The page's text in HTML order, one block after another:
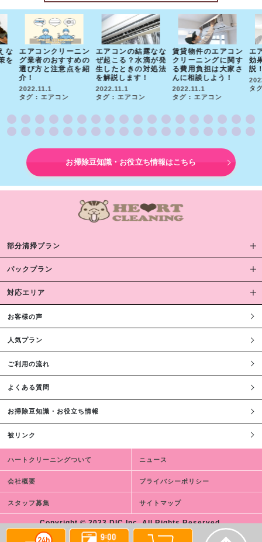
な
を
エアコンクリーニン
グ業者のおすすめの
選び方と注意点を紹
介！
2022.11.1
タグ : エアコン
エアコンの結露なな
ぜ起こる？水滴が発
生したときの対処法
を解説します！
2022.11.1
タグ : エアコン
賃貸物件のエアコン
クリーニングに関す
る費用負担は大家さ
んに相談しよう！
2022.11.1
タグ : エアコン
エ
効
説
タ
お掃除豆知識・お役立ち情報はこちら
部分清掃プラン
パックプラン
対応エリア
お客様の声
人気プラン
ご利用の流れ
よくある質問
お掃除豆知識・お役立ち情報
被リンク
ハートクリーニングついて ニュース
会社概要 プライバシーポリシー
スタッフ募集 サイトマップ
Copyright © 2023 DIC,Inc. All Rights Reserved.